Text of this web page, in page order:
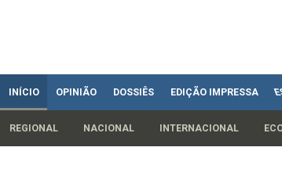
INÍCIO OPINIÃO DOSSIÊS EDIÇÃO IMPRESSA
REGIONAL NACIONAL INTERNACIONAL